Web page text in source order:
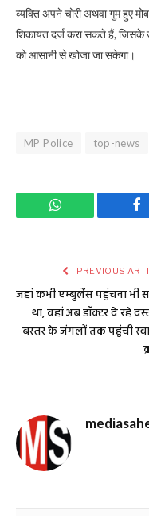
व्यक्ति अपने चोरी अथवा गुम हुए
शिकायत दर्ज करा सकते हैं, जिसके
को आसानी से खोजा जा सकेगा।
MP Police top-news
WhatsApp
PREVIOUS
जहां कभी एम्बुलेंस पहुंचना भी
था, वहां अब डॉक्टर दे रहे
बस्तर के जंगलों तक पहुंची